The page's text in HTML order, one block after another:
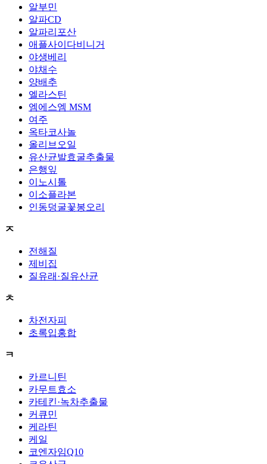
알부민
알파CD
알파리포산
애플사이다비니거
야생베리
야채수
양배추
엘라스틴
엠에스엠 MSM
여주
옥타코사놀
올리브오일
유산균발효굴추출물
은행잎
이노시톨
이소플라본
인동덩굴꽃봉오리
ㅈ
전해질
제비집
질유래·질유산균
ㅊ
차전자피
초록입홍합
ㅋ
카르니틴
카무트효소
카테킨·녹차추출물
커큐민
케라틴
케일
코엔자임Q10